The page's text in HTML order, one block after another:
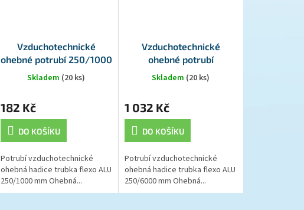
Vzduchotechnické
ohebné potrubí 250/1000
ALU
Skladem (20 ks)
182 Kč
DO KOŠÍKU
Potrubí vzduchotechnické
ohebná hadice trubka flexo ALU
250/1000 mm Ohebná...
Vzduchotechnické
ohebné potrubí
250/6000 ALU
Skladem (20 ks)
1 032 Kč
DO KOŠÍKU
Potrubí vzduchotechnické
ohebná hadice trubka flexo ALU
250/6000 mm Ohebná...